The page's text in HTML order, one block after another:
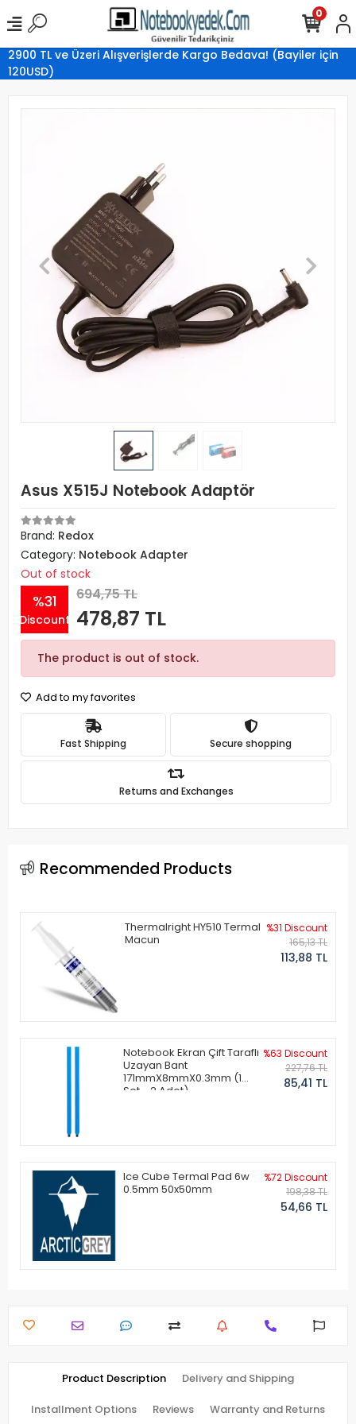
2900 TL ve Üzeri Alışverişlerde Kargo Bedava! (Bayiler için
120USD)
0
Asus X515J Notebook Adaptör
Brand: Redox
Category: Notebook Adapter
Out of stock
%31
Discount
694,75 TL
478,87 TL
The product is out of stock.
Add to my favorites
Fast Shipping Secure shopping
Returns and Exchanges
Recommended Products
Thermalright HY510 Termal
Macun
%31 Discount
165,13 TL
113,88 TL
Notebook Ekran Çift Taraflı
Uzayan Bant
171mmX8mmX0.3mm (1
Set - 2 Adet)
%63 Discount
227,76 TL
85,41 TL
Ice Cube Termal Pad 6w
0.5mm 50x50mm
%72 Discount
198,38 TL
54,66 TL
Product Description Delivery and Shipping
Installment Options Reviews Warranty and Returns